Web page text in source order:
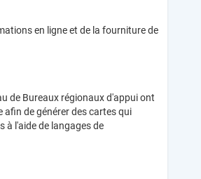
en ligne et de la fourniture de
de Bureaux régionaux d'appui ont
de générer des cartes qui
à l'aide de langages de